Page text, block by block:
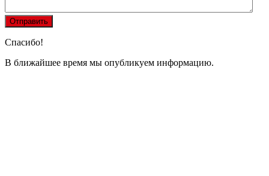
Спасибо!
В ближайшее время мы опубликуем информацию.